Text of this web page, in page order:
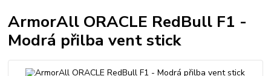
ArmorAll ORACLE RedBull F1 -
Modrá přilba vent stick